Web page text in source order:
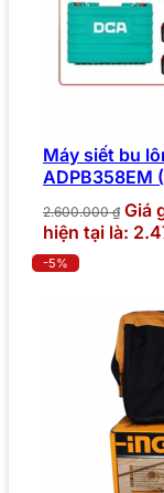
Máy siết bu
ADPB358EM
2.600.000₫ Giá
hiện tại là:
-5%